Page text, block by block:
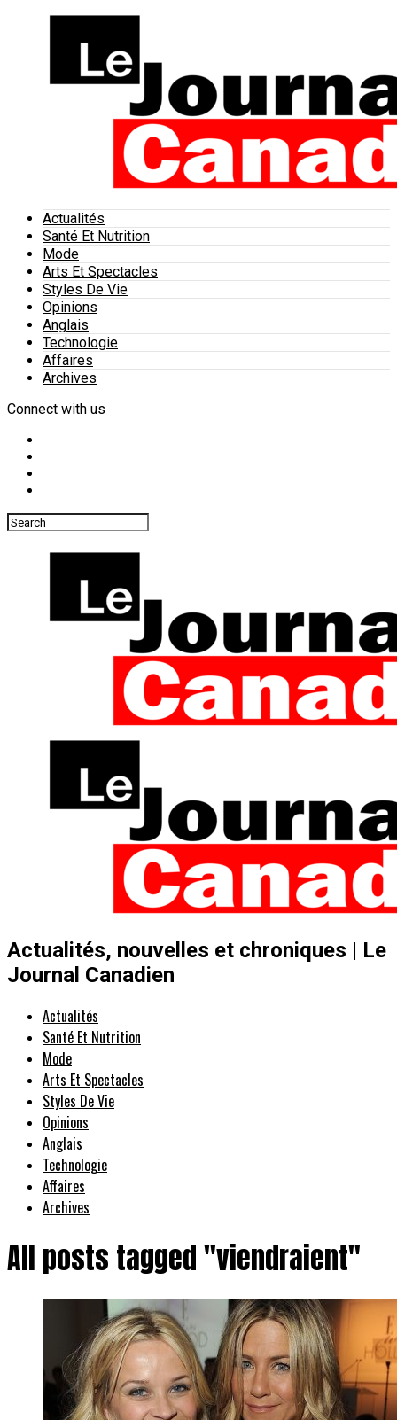
Actualités
Santé Et Nutrition
Mode
Arts Et Spectacles
Styles De Vie
Opinions
Anglais
Technologie
Affaires
Archives
Connect with us
Actualités, nouvelles et chroniques | Le
Journal Canadien
Actualités
Santé Et Nutrition
Mode
Arts Et Spectacles
Styles De Vie
Opinions
Anglais
Technologie
Affaires
Archives
All posts tagged "viendraient"